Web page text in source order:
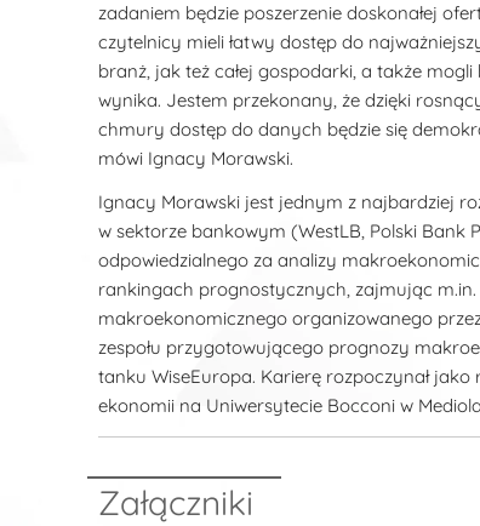
zadaniem będzie poszerzenie doskonałej
czytelnicy mieli łatwy dostęp do
branż, jak też całej gospodarki, a także
wynika. Jestem przekonany, że dzięki
chmury dostęp do danych będzie się
mówi Ignacy Morawski.
Ignacy Morawski jest jednym z najbardziej
w sektorze bankowym (WestLB, Polski Bank
odpowiedzialnego za analizy
rankingach prognostycznych, zajmując
makroekonomicznego organizowanego
zespołu przygotowującego prognozy
tanku WiseEuropa. Karierę rozpoczynał
ekonomii na Uniwersytecie Bocconi w
Załączniki